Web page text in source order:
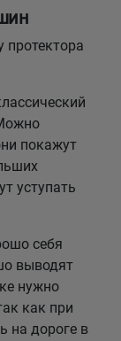
покажут
уступать
себя
выводят
нужно
как при
на дороге в